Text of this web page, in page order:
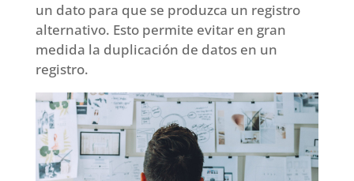
un dato para que se produzca un registro
alternativo. Esto permite evitar en gran
medida la duplicación de datos en un
registro.